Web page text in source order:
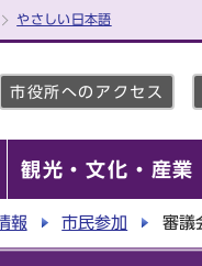
やさしい日本語
市役所へのアクセス
観光・文化・産業
報 市民参加 審議